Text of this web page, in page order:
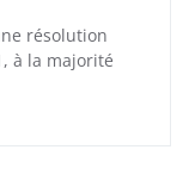
résolution
à la majorité